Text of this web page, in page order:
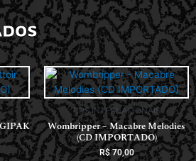
CDS INTERNACIONAIS
Wombripper – Macabre Melodies
(CD IMPORTADO)
R$70,00